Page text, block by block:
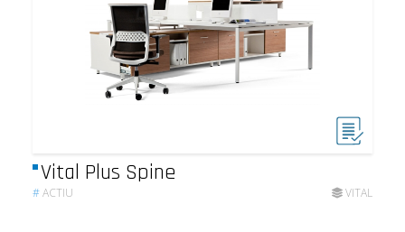
Vital Plus Spine
#ACTIU VITAL